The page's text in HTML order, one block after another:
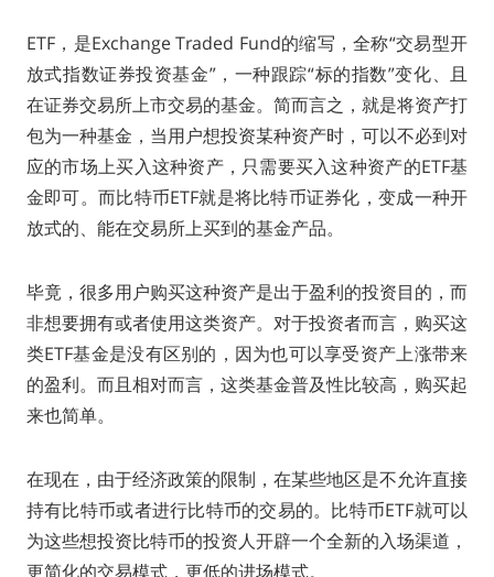
ETF，是Exchange Traded Fund的缩写，全称“交易型开
放式指数证券投资基金”，一种跟踪“标的指数”变化、且
在证券交易所上市交易的基金。简而言之，就是将资产打
包为一种基金，当用户想投资某种资产时，可以不必到对
应的市场上买入这种资产，只需要买入这种资产的ETF基
金即可。而比特币ETF就是将比特币证券化，变成一种开
放式的、能在交易所上买到的基金产品。
毕竟，很多用户购买这种资产是出于盈利的投资目的，而
非想要拥有或者使用这类资产。对于投资者而言，购买这
类ETF基金是没有区别的，因为也可以享受资产上涨带来
的盈利。而且相对而言，这类基金普及性比较高，购买起
来也简单。
在现在，由于经济政策的限制，在某些地区是不允许直接
持有比特币或者进行比特币的交易的。比特币ETF就可以
为这些想投资比特币的投资人开辟一个全新的入场渠道，
更简化的交易模式，更低的进场模式。